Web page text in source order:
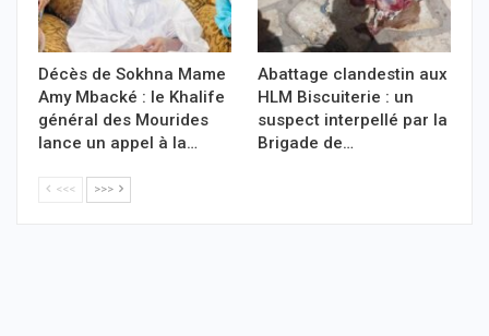
Décès de Sokhna Mame
Amy Mbacké : le Khalife
général des Mourides
lance un appel à la…
Abattage clandestin aux
HLM Biscuiterie : un
suspect interpellé par la
Brigade de…
<<< >>>